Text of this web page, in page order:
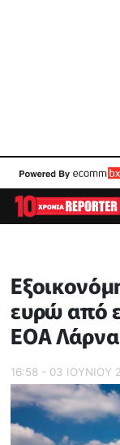
ευρώ από
ΕΟΑ
16:58 - 03 ΙΟΥΝΙΟΥ